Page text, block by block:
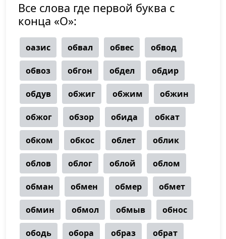
Все слова где первой буква с
конца «О»:
оазис обвал обвес обвод
обвоз обгон обдел обдир
обдув обжиг обжим обжин
обжог обзор обида обкат
обком обкос облет облик
облов облог облой облом
обман обмен обмер обмет
обмин обмол обмыв обнос
ободь обора образ обрат